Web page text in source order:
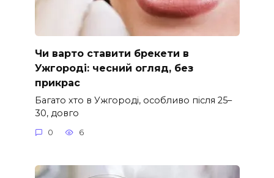
Чи варто ставити брекети в
Ужгороді: чесний огляд, без
прикрас
Багато хто в Ужгороді, особливо після 25–
30, довго
0 6